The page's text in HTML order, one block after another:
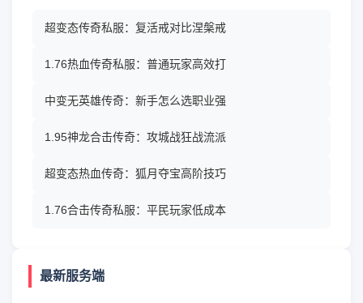
超变态传奇私服：复活戒对比涅槃戒
1.76热血传奇私服：普通玩家高效打
中变无英雄传奇：新手怎么选职业强
1.95神龙合击传奇：攻城战狂战流派
超变态热血传奇：狐月夺宝高阶技巧
1.76合击传奇私服：平民玩家低成本
最新服务端